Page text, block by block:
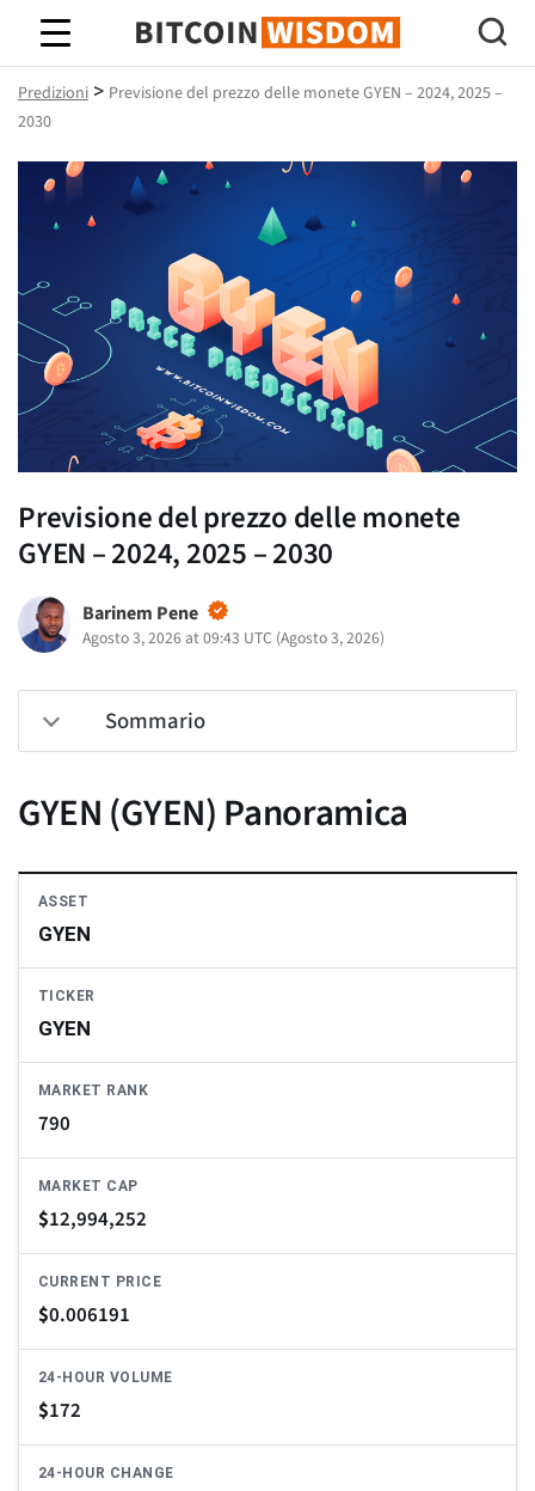
Saggezza Bitcoin
Predizioni > Previsione del prezzo delle monete GYEN – 2024, 2025 –
2030
Previsione del prezzo delle monete
GYEN – 2024, 2025 – 2030
Barinem Pene
Agosto 3, 2026 at 09:43 UTC (Agosto 3, 2026)
Sommario
GYEN (GYEN) Panoramica
ASSET
GYEN
TICKER
GYEN
MARKET RANK
790
MARKET CAP
$12,994,252
CURRENT PRICE
$0.006191
24-HOUR VOLUME
$172
24-HOUR CHANGE